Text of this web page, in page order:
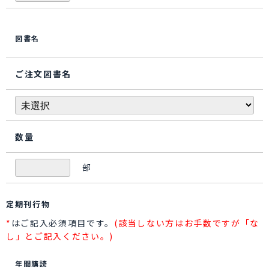
図書名
ご注文図書名
数量
部
定期刊行物
* はご記入必須項目です。 (該当しない方はお手数ですが「な
し」とご記入ください。)
年間購読